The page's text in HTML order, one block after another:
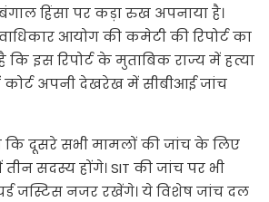
हिंसा पर कड़ा रुख अपनाया है।
आयोग की कमेटी की रिपोर्ट का
इस रिपोर्ट के मुताबिक राज्य में हत्या
अपनी देखरेख में सीबीआई जांच
दूसरे सभी मामलों की जांच के लिए
तीन सदस्य होंगे। SIT की जांच पर भी
जस्टिस नजर रखेंगे। ये विशेष जांच दल